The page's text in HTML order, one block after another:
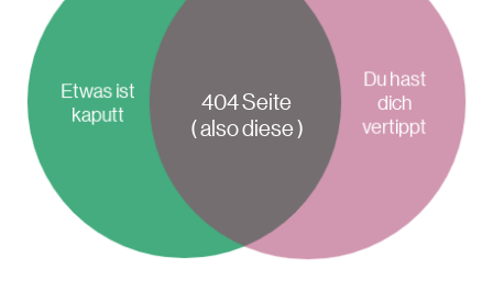
Etwas ist
kaputt
404 Seite
( also diese )
Du hast
dich
vertippt